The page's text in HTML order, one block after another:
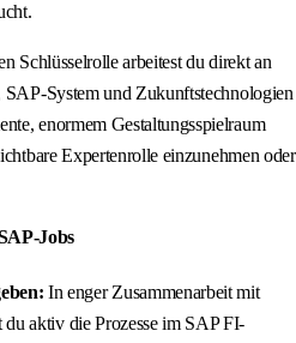
Schlüsselrolle arbeitest du direkt an
System und Zukunftstechnologien
enormem Gestaltungsspielraum
Expertenrolle einzunehmen oder
Jobs
In enger Zusammenarbeit mit
du aktiv die Prozesse im SAP FI-